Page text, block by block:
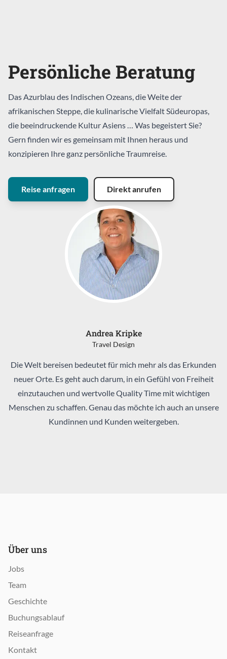
Persönliche Beratung
Das Azurblau des Indischen Ozeans, die Weite der
afrikanischen Steppe, die kulinarische Vielfalt Südeuropas,
die beeindruckende Kultur Asiens … Was begeistert Sie?
Gern finden wir es gemeinsam mit Ihnen heraus und
konzipieren Ihre ganz persönliche Traumreise.
Reise anfragen Direkt anrufen
Andrea Kripke
Travel Design
Die Welt bereisen bedeutet für mich mehr als das Erkunden
neuer Orte. Es geht auch darum, in ein Gefühl von Freiheit
einzutauchen und wertvolle Quality Time mit wichtigen
Menschen zu schaffen. Genau das möchte ich auch an unsere
Kundinnen und Kunden weitergeben.
Über uns
Jobs
Team
Geschichte
Buchungsablauf
Reiseanfrage
Kontakt